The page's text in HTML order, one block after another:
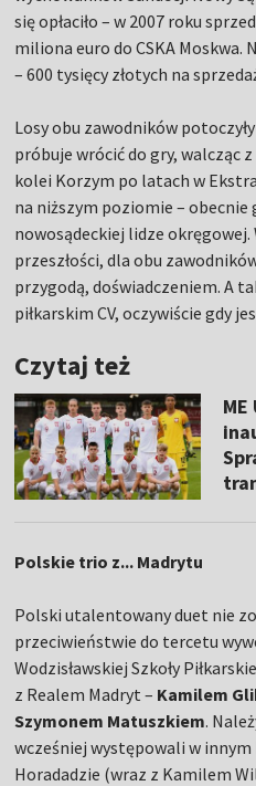
się opłaciło – w 2007 roku
miliona euro do CSKA Moskwa.
– 600 tysięcy złotych na
Losy obu zawodników
próbuje wrócić do gry, walcząc
kolei Korzym po latach w
na niższym poziomie – obecnie
nowosądeckiej lidze okręgowej.
przeszłości, dla obu
przygodą, doświadczeniem. A
piłkarskim CV, oczywiście gdy
Czytaj też
Polskie trio z... Madrytu
Polski utalentowany duet nie
przeciwieństwie do tercetu
Wodzisławskiej Szkoły
z Realem Madryt – Kamilem
Szymonem Matuszkiem.
wcześniej występowali w
Horadadzie (wraz z Kamilem